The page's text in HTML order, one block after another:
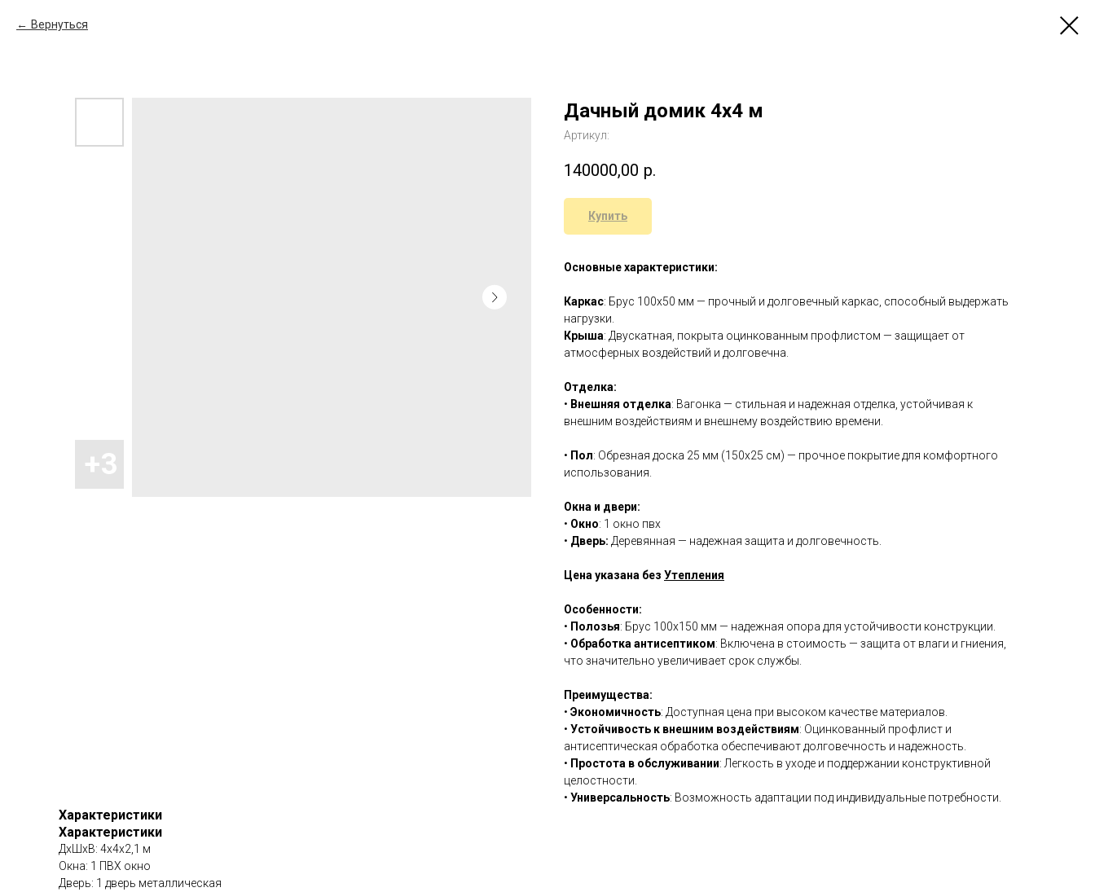
Вернуться
Дачный домик 4х4 м
Артикул:
140000,00 р.
Купить
Основные характеристики:
Каркас: Брус 100x50 мм — прочный и долговечный каркас, способный выдержать
нагрузки.
Крыша: Двускатная, покрыта оцинкованным профлистом — защищает от
атмосферных воздействий и долговечна.
Отделка:
• Внешняя отделка: Вагонка — стильная и надежная отделка, устойчивая к
внешним воздействиям и внешнему воздействию времени.
• Пол: Обрезная доска 25 мм (150x25 см) — прочное покрытие для комфортного
использования.
Окна и двери:
• Окно: 1 окно пвх
• Дверь: Деревянная — надежная защита и долговечность.
Цена указана без Утепления
Особенности:
• Полозья: Брус 100x150 мм — надежная опора для устойчивости конструкции.
• Обработка антисептиком: Включена в стоимость — защита от влаги и гниения,
что значительно увеличивает срок службы.
Преимущества:
• Экономичность: Доступная цена при высоком качестве материалов.
• Устойчивость к внешним воздействиям: Оцинкованный профлист и
антисептическая обработка обеспечивают долговечность и надежность.
• Простота в обслуживании: Легкость в уходе и поддержании конструктивной
целостности.
• Универсальность: Возможность адаптации под индивидуальные потребности.
Характеристики
Характеристики
ДхШхВ: 4x4x2,1 м
Окна: 1 ПВХ окно
Дверь: 1 дверь металлическая